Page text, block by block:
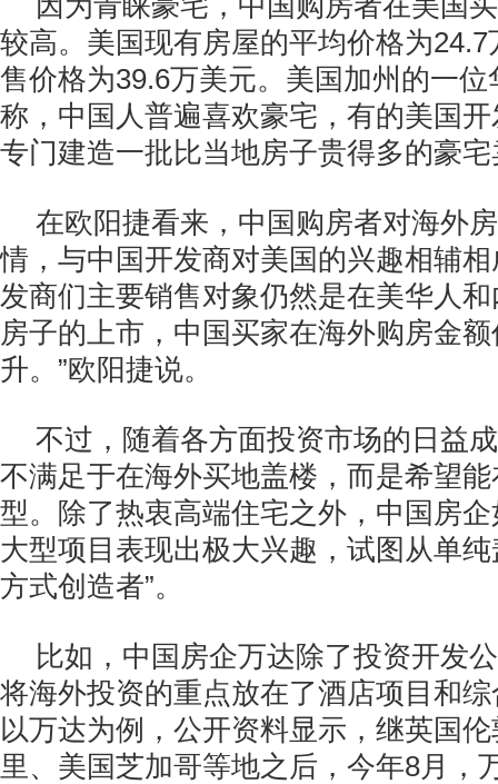
较高。美国现有房屋的平均价格为
售价格为39.6万美元。美国加州的一
称，中国人普遍喜欢豪宅，有的美国
专门建造一批比当地房子贵得多的豪
在欧阳捷看来，中国购房者对海外
情，与中国开发商对美国的兴趣相辅
发商们主要销售对象仍然是在美华人
房子的上市，中国买家在海外购房金
升。”欧阳捷说。
不过，随着各方面投资市场的日益
不满足于在海外买地盖楼，而是希望
型。除了热衷高端住宅之外，中国房
大型项目表现出极大兴趣，试图从单
方式创造者”。
比如，中国房企万达除了投资开发
将海外投资的重点放在了酒店项目和
以万达为例，公开资料显示，继英国
里、美国芝加哥等地之后，今年8月，